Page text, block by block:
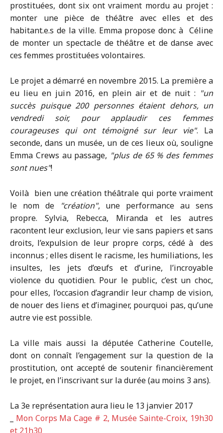
prostituées, dont six ont vraiment mordu au projet :
monter une pièce de théâtre avec elles et des
habitant.e.s de la ville. Emma propose donc à Céline
de monter un spectacle de théâtre et de danse avec
ces femmes prostituées volontaires.
Le projet a démarré en novembre 2015. La première a
eu lieu en juin 2016, en plein air et de nuit :
un
succès puisque 200 personnes étaient dehors, un
vendredi soir, pour applaudir ces femmes
courageuses qui ont témoigné sur leur vie . La
seconde, dans un musée, un de ces lieux où, souligne
Emma Crews au passage,
plus de 65 % des femmes
sont nues !
Voilà bien une création théâtrale qui porte vraiment
le nom de
création , une performance au sens
propre. Sylvia, Rebecca, Miranda et les autres
racontent leur exclusion, leur vie sans papiers et sans
droits, l’expulsion de leur propre corps, cédé à des
inconnus ; elles disent le racisme, les humiliations, les
insultes, les jets d’œufs et d’urine, l’incroyable
violence du quotidien. Pour le public, c’est un choc,
pour elles, l’occasion d’agrandir leur champ de vision,
de nouer des liens et d’imaginer, pourquoi pas, qu’une
autre vie est possible.
La ville mais aussi la députée Catherine Coutelle,
dont on connaît l’engagement sur la question de la
prostitution, ont accepté de soutenir financièrement
le projet, en l’inscrivant sur la durée (au moins 3 ans).
La 3e représentation aura lieu le 13 janvier 2017
Mon Corps Ma Cage # 2, Musée Sainte-Croix, 19h30
et 21h30